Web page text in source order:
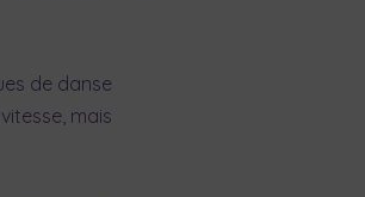
de danse
mais